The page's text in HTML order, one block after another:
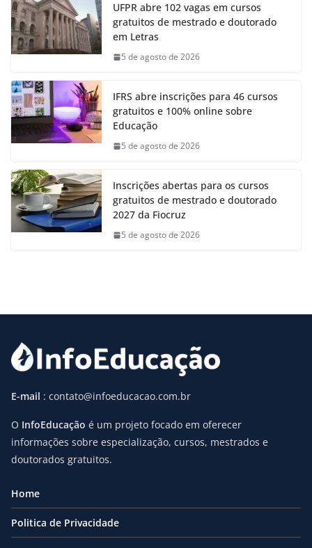
UFPR abre 102 vagas em cursos
gratuitos de mestrado e doutorado
em Letras
5 de agosto de 2026
IFRS abre inscrições para 46 cursos
gratuitos e 100% online sobre
Educação
5 de agosto de 2026
Inscrições abertas para os cursos
gratuitos de mestrado e doutorado
2027 da Fiocruz
5 de agosto de 2026
E-mail : contato@infoeducacao.com.br
O InfoEducação é um projeto focado em oferecer
informações sobre especialização, cursos, mestrados e
doutorados gratuitos.
Home
Politica de Privacidade